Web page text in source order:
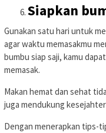
Siapkan
Gunakan satu hari untuk
agar waktu memasakmu
bumbu siap saji, kamu
memasak.
Makan hemat dan sehat
juga mendukung
Dengan menerapkan tips-